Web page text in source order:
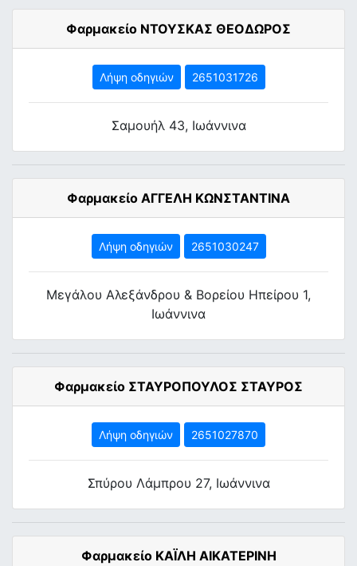
Φαρμακείο ΝΤΟΥΣΚΑΣ ΘΕΟΔΩΡΟΣ
Λήψη οδηγιών 2651031726
Σαμουήλ 43, Ιωάννινα
Φαρμακείο ΑΓΓΕΛΗ ΚΩΝΣΤΑΝΤΙΝΑ
Λήψη οδηγιών 2651030247
Μεγάλου Αλεξάνδρου & Βορείου Ηπείρου 1,
Ιωάννινα
Φαρμακείο ΣΤΑΥΡΟΠΟΥΛΟΣ ΣΤΑΥΡΟΣ
Λήψη οδηγιών 2651027870
Σπύρου Λάμπρου 27, Ιωάννινα
Φαρμακείο ΚΑΪΛΗ ΑΙΚΑΤΕΡΙΝΗ